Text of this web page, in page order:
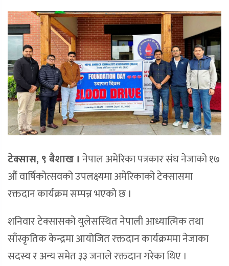
टेक्सास, ९ बैशाख । नेपाल अमेरिका पत्रकार संघ नेजाको १७
औं वार्षिकोत्सवको उपलक्ष्यमा अमेरिकाको टेक्सासमा
रक्तदान कार्यक्रम सम्पन्न भएको छ ।
शनिवार टेक्सासको युलेसस्थित नेपाली आध्यात्मिक तथा
साँस्कृतिक केन्द्रमा आयोजित रक्तदान कार्यक्रममा नेजाका
सदस्य र अन्य समेत ३३ जनाले रक्तदान गरेका थिए ।